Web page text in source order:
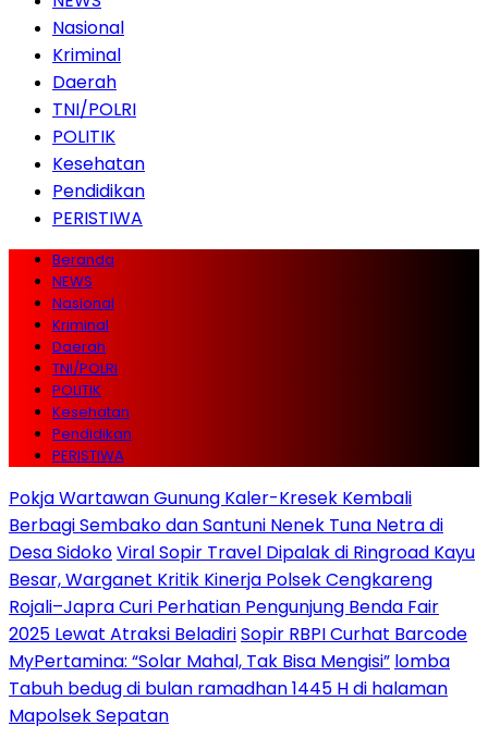
Nasional
Kriminal
Daerah
TNI/POLRI
POLITIK
Kesehatan
Pendidikan
PERISTIWA
Beranda
NEWS
Nasional
Kriminal
Daerah
TNI/POLRI
POLITIK
Kesehatan
Pendidikan
PERISTIWA
Pokja Wartawan Gunung Kaler-Kresek Kembali
Berbagi Sembako dan Santuni Nenek Tuna Netra di
Desa SidokoViral Sopir Travel Dipalak di Ringroad Kayu
Besar, Warganet Kritik Kinerja Polsek Cengkareng
Rojali–Japra Curi Perhatian Pengunjung Benda Fair
2025 Lewat Atraksi BeladiriSopir RBPI Curhat Barcode
MyPertamina: “Solar Mahal, Tak Bisa Mengisi” lomba
Tabuh bedug di bulan ramadhan 1445 H di halaman
Mapolsek Sepatan